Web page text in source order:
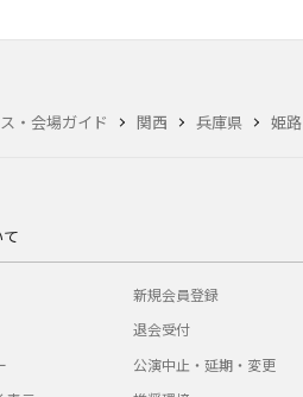
・会場ガイド 関西 兵庫県 姫路
新規会員登録
退会受付
公演中止・延期・変更